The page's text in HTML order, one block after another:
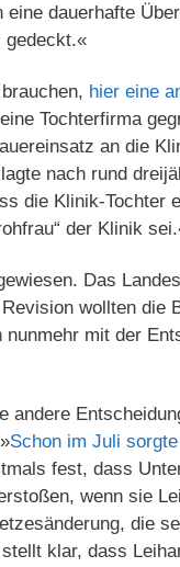
dauerhafte
gedeckt.«
hier eine
Tochterfirma
an die
nach rund
die Klinik-Tochter
der Klinik
Das
wollten die
mit der
andere
Schon im Juli
fest, dass
wenn sie
die
klar, dass